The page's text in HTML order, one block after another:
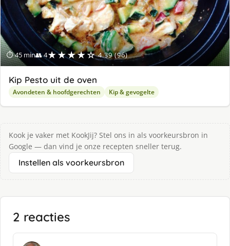
⏱ 45 min👥 4★★★★☆ 4.39 (96)
Kip Pesto uit de oven
Avondeten & hoofdgerechten Kip & gevogelte
Kook je vaker met KookJij? Stel ons in als voorkeursbron in
Google — dan vind je onze recepten sneller terug.
Instellen als voorkeursbron
2 reacties